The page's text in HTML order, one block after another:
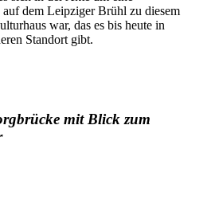
dem Leipziger Brühl zu diesem
war, das es bis heute in
Standort gibt.
mit Blick zum